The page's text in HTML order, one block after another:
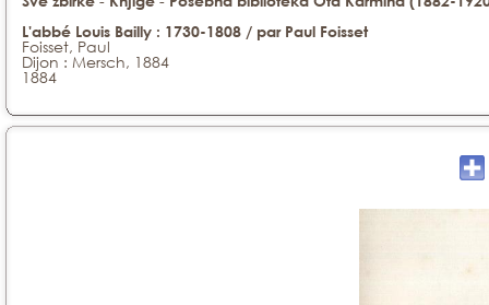
L'abbé Louis Bailly : 1730-1808 / par Paul Foisset
Foisset, Paul
Dijon : Mersch, 1884
1884